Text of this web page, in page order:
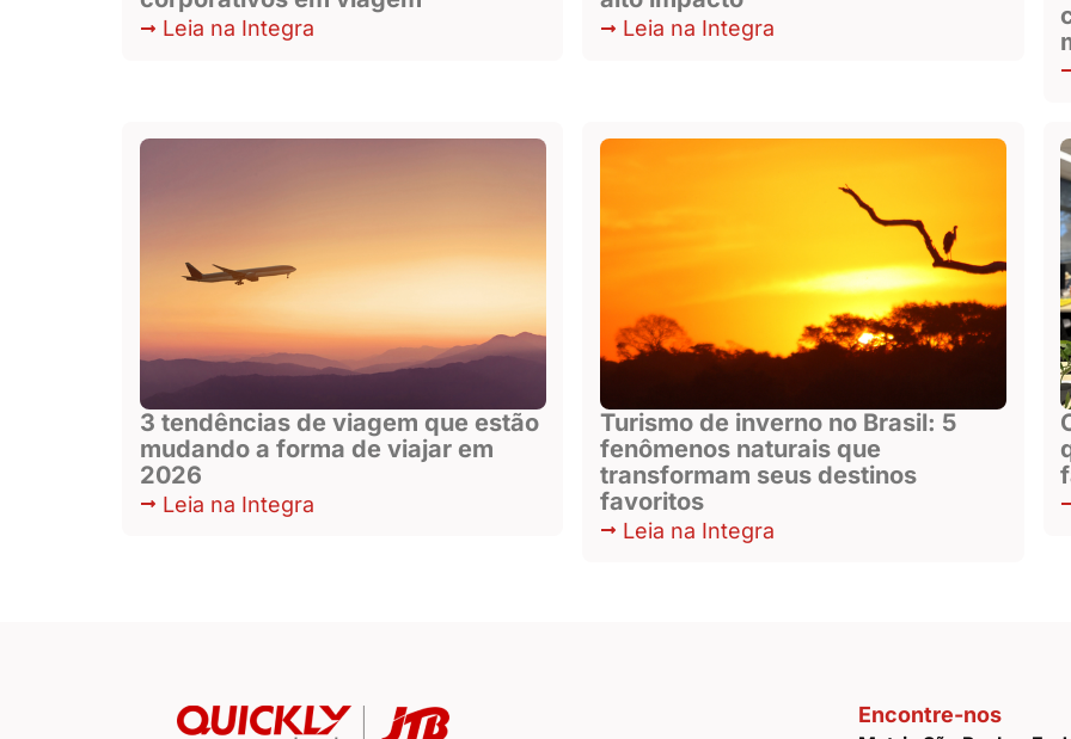
Leia na Integra Leia na Integra
3 tendências de viagem que estão
mudando a forma de viajar em
2026
Leia na Integra
Turismo de inverno no Brasil: 5
fenômenos naturais que
transformam seus destinos
favoritos
Leia na Integra
Encontre-nos